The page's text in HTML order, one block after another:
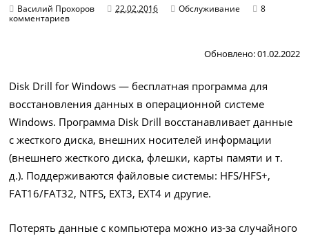
Василий Прохоров 22.02.2016 Обслуживание
8
комментариев
Обновлено: 01.02.2022
Disk Drill for Windows — бесплатная программа для
восстановления данных в операционной системе
Windows. Программа Disk Drill восстанавливает данные
с жесткого диска, внешних носителей информации
(внешнего жесткого диска, флешки, карты памяти и т.
д.). Поддерживаются файловые системы: HFS/HFS+,
FAT16/FAT32, NTFS, EXT3, EXT4 и другие.
Потерять данные с компьютера можно из-за случайного